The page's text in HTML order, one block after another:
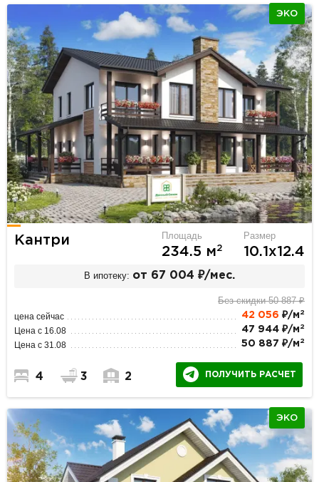
ЭКО
Кантри Площадь
234.5 м2
Размер
10.1х12.4
В ипотеку: от 67 004 ₽/мес.
Без скидки 50 887 ₽
цена сейчас 42 056 ₽/м 2
Цена с 16.08 47 944 ₽/м 2
Цена с 31.08 50 887 ₽/м 2
4 3 2 ПОЛУЧИТЬ РАСЧЕТ
ЭКО